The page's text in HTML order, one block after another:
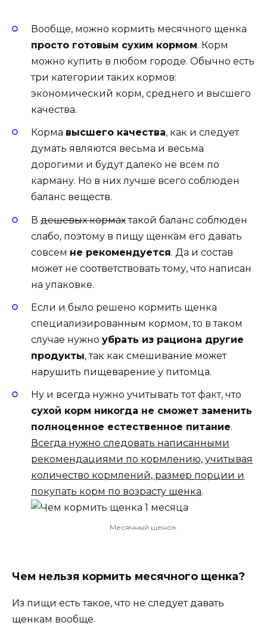
Вообще, можно кормить месячного щенка
просто готовым сухим кормом. Корм
можно купить в любом городе. Обычно есть
три категории таких кормов:
экономический корм, среднего и высшего
качества.
Корма высшего качества, как и следует
думать являются весьма и весьма
дорогими и будут далеко не всем по
карману. Но в них лучше всего соблюден
баланс веществ.
В дешевых кормахтакой баланс соблюден
слабо, поэтому в пищу щенкам его давать
совсем не рекомендуется. Да и состав
может не соответствовать тому, что написан
на упаковке.
Если и было решено кормить щенка
специализированным кормом, то в таком
случае нужно убрать из рациона другие
продукты, так как смешивание может
нарушить пищеварение у питомца.
Ну и всегда нужно учитывать тот факт, что
сухой корм никогда не сможет заменить
полноценное естественное питание.
Всегда нужно следовать написанными
рекомендациями по кормлению, учитывая
количество кормлений, размер порции и
покупать корм по возрасту щенка.
Месячный щенок
Чем нельзя кормить месячного щенка?
Из пищи есть такое, что не следует давать
щенкам вообще.